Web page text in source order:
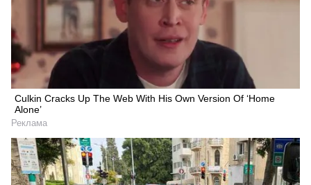
Culkin Cracks Up The Web With His Own Version Of ‘Home
Alone’
Реклама